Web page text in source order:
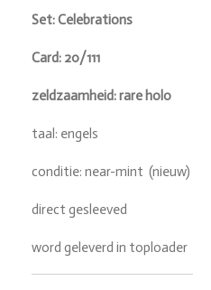
Set: Celebrations
Card: 20/111
zeldzaamheid: rare holo
taal: engels
conditie: near-mint (nieuw)
direct gesleeved
word geleverd in toploader